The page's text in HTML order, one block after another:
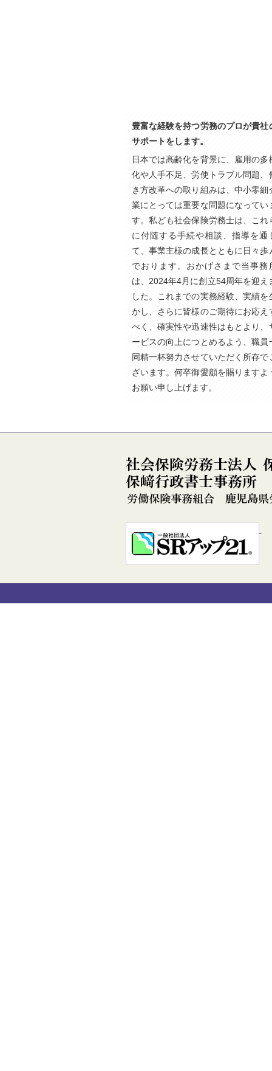
豊富な経験を持つ労務のプロが貴社
サポートをします。
日本では高齢化を背景に、雇用の多
化や人手不足、労使トラブル問題、
き方改革への取り組みは、中小零細
業にとっては重要な問題になってい
す。私ども社会保険労務士は、これ
に付随する手続や相談、指導を通
て、事業主様の成長とともに日々歩
でおります。おかげさまで当事務
は、2024年4月に創立54周年を迎え
した。これまでの実務経験、実績を
かし、さらに皆様のご期待にお応え
べく、確実性や迅速性はもとより、
ービスの向上につとめるよう、職員
同精一杯努力させていただく所存で
ざいます。何卒御愛顧を賜りますよ
お願い申し上げます。